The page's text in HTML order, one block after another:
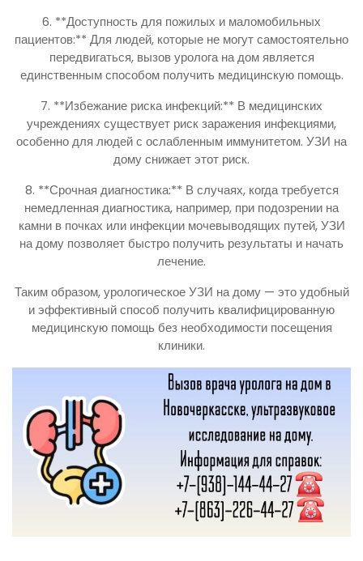
6. **Доступность для пожилых и маломобильных
пациентов:** Для людей, которые не могут самостоятельно
передвигаться, вызов уролога на дом является
единственным способом получить медицинскую помощь.
7. **Избежание риска инфекций:** В медицинских
учреждениях существует риск заражения инфекциями,
особенно для людей с ослабленным иммунитетом. УЗИ на
дому снижает этот риск.
8. **Срочная диагностика:** В случаях, когда требуется
немедленная диагностика, например, при подозрении на
камни в почках или инфекции мочевыводящих путей, УЗИ
на дому позволяет быстро получить результаты и начать
лечение.
Таким образом, урологическое УЗИ на дому — это удобный
и эффективный способ получить квалифицированную
медицинскую помощь без необходимости посещения
клиники.